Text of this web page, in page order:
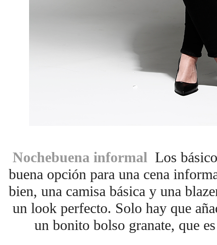
Nochebuena informal Los
buena opción para una cena
bien, una camisa básica y una
un look perfecto. Solo hay que
un bonito bolso granate, que